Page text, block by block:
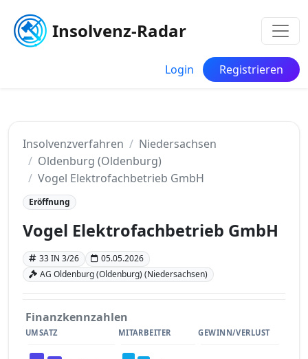
Insolvenz-Radar
Login Registrieren
Insolvenzverfahren
Niedersachsen
Oldenburg (Oldenburg)
Vogel Elektrofachbetrieb GmbH
Eröffnung
Vogel Elektrofachbetrieb GmbH
33 IN 3/26
05.05.2026
AG Oldenburg (Oldenburg) (Niedersachsen)
Finanzkennzahlen
UMSATZ MITARBEITER GEWINN/VERLUST